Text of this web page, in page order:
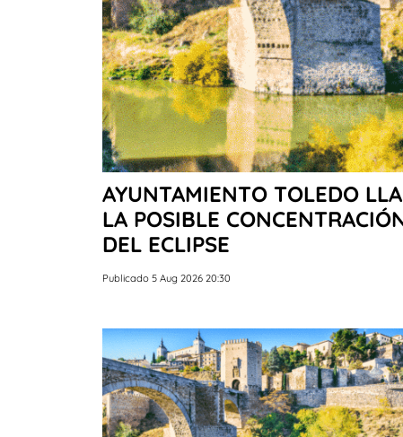
AYUNTAMIENTO TOLEDO
LA POSIBLE
DEL ECLIPSE
Publicado 5 Aug 2026 20:30